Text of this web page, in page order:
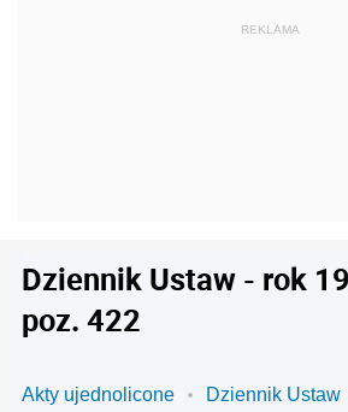
Dziennik Ustaw - rok
poz. 422
Akty ujednolicone
Dziennik Ustaw